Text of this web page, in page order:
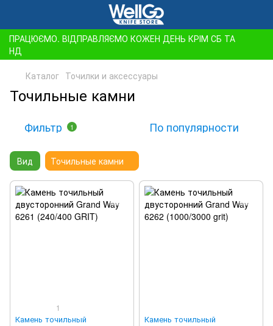
ПРАЦЮЄМО. ВІДПРАВЛЯЄМО КОЖЕН ДЕНЬ КРІМ СБ ТА
НД
Каталог Точилки и аксессуары
Точильные камни
Фильтр 1 По популярности
Вид Точильные камни
1
Камень точильный
Камень точильный